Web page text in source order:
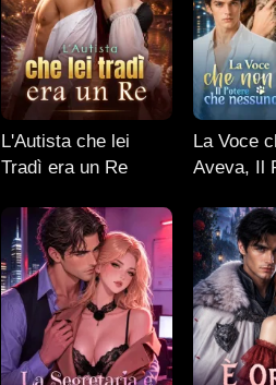
L'Autista che lei
Tradì era un Re
La Voce
Aveva, Il